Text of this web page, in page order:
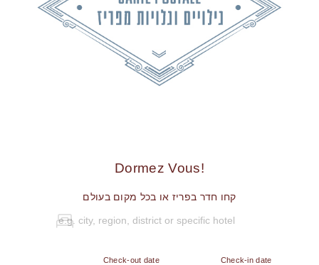
!Dormez Vous
קחו חדר בפריז או בכל מקום בעולם
Check-in date
Check-out date